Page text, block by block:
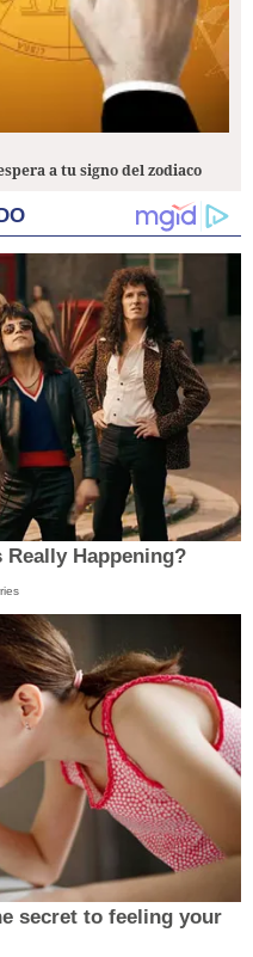
a tu signo del zodiaco
Happening?
secret to feeling your